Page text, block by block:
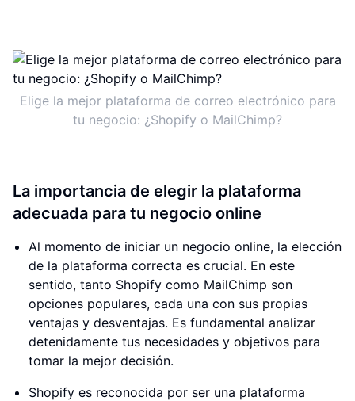
Elige la mejor plataforma de correo electrónico para
tu negocio: ¿Shopify o MailChimp?
La importancia de elegir la plataforma
adecuada para tu negocio online
Al momento de iniciar un negocio online, la elección
de la plataforma correcta es crucial. En este
sentido, tanto Shopify como MailChimp son
opciones populares, cada una con sus propias
ventajas y desventajas. Es fundamental analizar
detenidamente tus necesidades y objetivos para
tomar la mejor decisión.
Shopify es reconocida por ser una plataforma